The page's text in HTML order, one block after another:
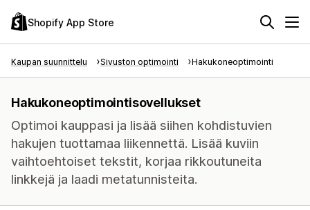
Shopify App Store
Kaupan suunnittelu Sivuston optimointi Hakukoneoptimointi
Hakukoneoptimointisovellukset
Optimoi kauppasi ja lisää siihen kohdistuvien
hakujen tuottamaa liikennettä. Lisää kuviin
vaihtoehtoiset tekstit, korjaa rikkoutuneita
linkkejä ja laadi metatunnisteita.